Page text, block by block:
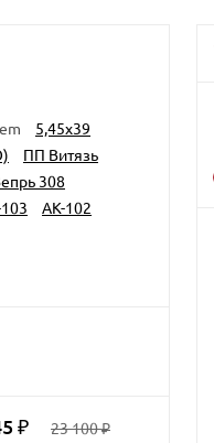
5,45x39
ПП Витязь
308
АК-102
23 100